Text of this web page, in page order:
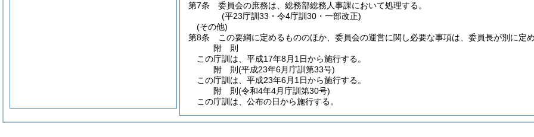
第7条
委員会の庶務は、総務部総務人事課において処理する。
(平23庁訓33・令4庁訓30・一部改正)
(その他)
第8条
この要綱に定めるもののほか、委員会の運営に関し必要な事項は、委員長が別に定
附 則
この庁訓は、平成17年8月1日から施行する。
附 則(平成23年6月 庁訓第33号)
この庁訓は、平成23年6月1日から施行する。
附 則(令和4年4月 庁訓第30号)
この庁訓は、公布の日から施行する。